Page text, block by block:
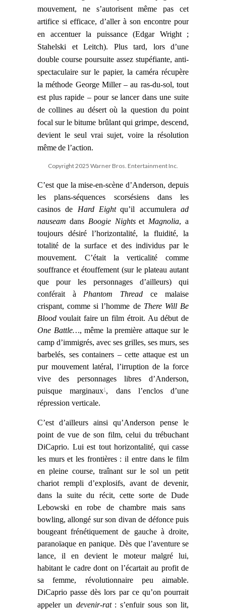
mouvement, ne s’autorisent
même pas cet
artifice si efficace, d’aller à son encontre pour
en accentuer la puissance (Edgar Wright ;
Stahelski et Leitch). Plus tard, lors d’une
double course poursuite assez stupéfiante, anti-
spectaculaire sur le papier, la caméra récupère
la méthode George Miller – au ras-du-sol, tout
est plus rapide – pour se lancer dans une suite
de collines au désert où la question du point
focal sur le bitume brûlant qui grimpe, descend,
devient le seul vrai sujet, voire la résolution
mêmede l’action.
Copyright 2025 Warner Bros. Entertainment Inc.
C’est que la mise-en-scène d’Anderson, depuis
les plans-séquences scorsésiens dans les
casinos de Hard Eight qu’il accumuleraad
nauseam dans Boogie Nights etMagnolia, a
toujours désiré l’horizontalité, la fluidité, la
totalité de la surface et des individus par le
mouvement. C’était
la verticalité comme
souffrance et étouffement (sur le plateau autant
que pour les personnages d’ailleurs) qui
conférait à
Phantom Thread ce malaise
crispant, comme si l’homme de There Will Be
Blood voulait faire un film étroit. Au début de
One Battle…, même la première attaque sur le
camp d’immigrés, avec ses grilles, ses murs, ses
barbelés, ses containers – cette attaque est un
pur mouvement latéral, l’irruption de la force
vive des personnages libres d’Anderson,
puisque marginaux1, dans l’enclos d’une
répression verticale.
C’est d’ailleurs ainsi qu’Anderson pense le
point de vue de son film, celui du trébuchant
DiCaprio. Lui est tout horizontalité, qui casse
les murs et les frontières : il entre dans le film
en pleine course, traînant sur le sol un petit
chariot rempli d’explosifs, avant de devenir,
dans la suite du récit, cette sorte de Dude
Lebowski en robe de chambre mais sans
bowling, allongé sur son divan de défonce puis
bougeant frénétiquement de gauche à droite,
paranoïaque en panique. Dès que l’aventure se
lance, il en devient le moteur malgré lui,
habitant le cadre dont on l’écartait au profit de
sa femme, révolutionnaire peu aimable.
DiCaprio passe dès lors par ce qu’on pourrait
appeler un devenir-rat : s’enfuir sous son lit,